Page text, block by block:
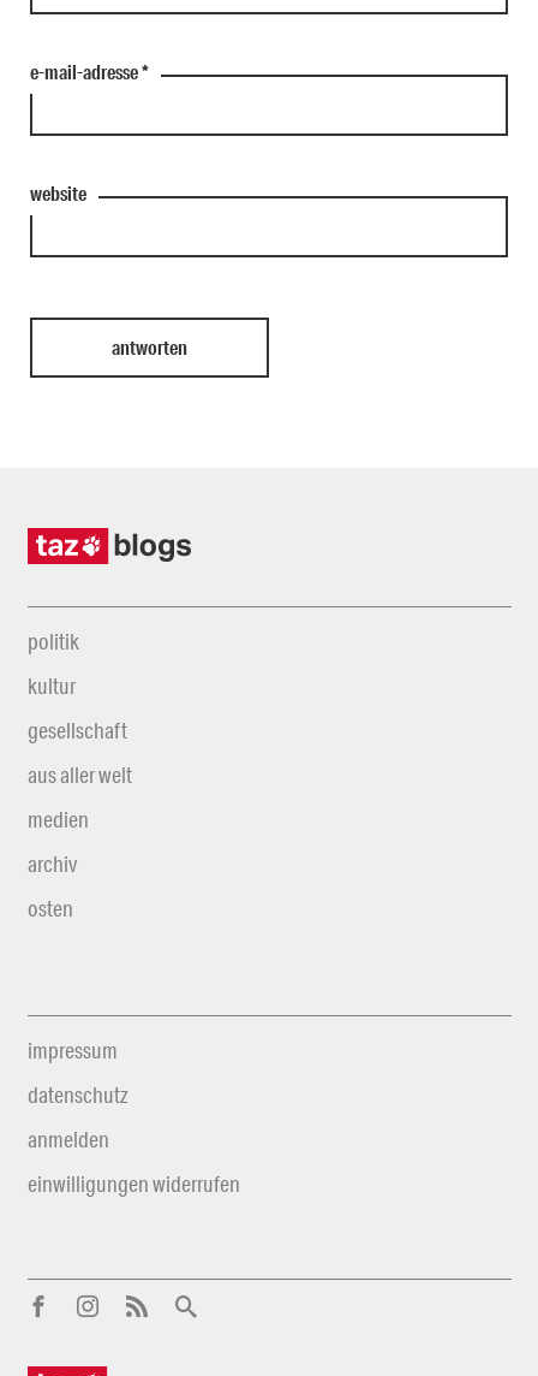
e-mail-adresse*
website
politik
kultur
gesellschaft
aus aller welt
medien
archiv
osten
impressum
datenschutz
anmelden
einwilligungen widerrufen